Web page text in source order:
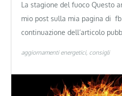
La stagione del fuoco Questo
mio post sulla mia pagina di
continuazione dell’articolo
aggiornamenti energetici consigli